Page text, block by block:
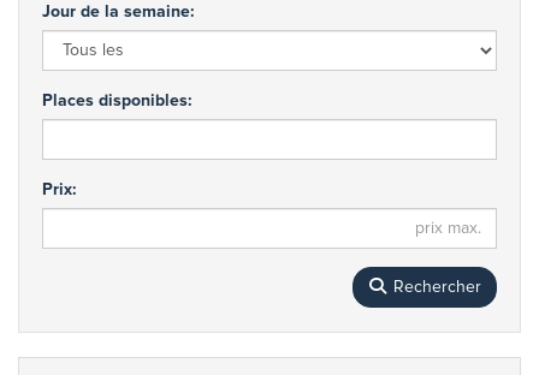
Jour de la semaine:
Places disponibles:
Prix:
Rechercher